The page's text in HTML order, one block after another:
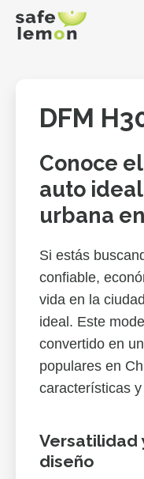
DFM
Conoce
auto
urbana
Si estás
confiable,
vida en la
ideal. Este
convertido en
populares en
características
Versatilidad
diseño